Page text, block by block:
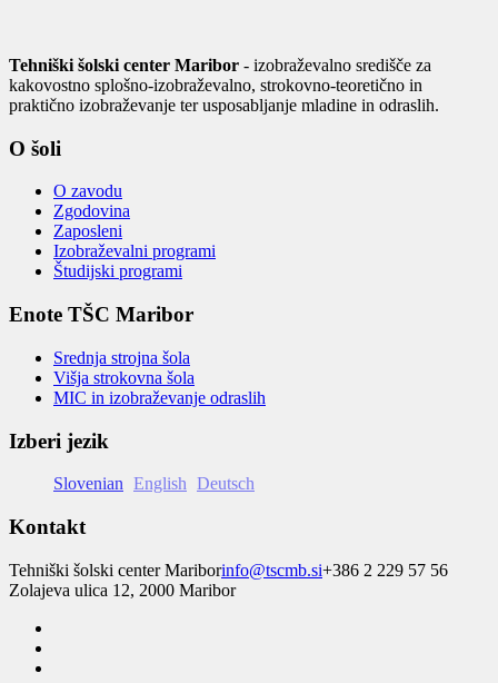
Tehniški šolski center Maribor - izobraževalno središče za
kakovostno splošno-izobraževalno, strokovno-teoretično in
praktično izobraževanje ter usposabljanje mladine in odraslih.
O šoli
O zavodu
Zgodovina
Zaposleni
Izobraževalni programi
Študijski programi
Enote TŠC Maribor
Srednja strojna šola
Višja strokovna šola
MIC in izobraževanje odraslih
Izberi jezik
Slovenian English Deutsch
Kontakt
Tehniški šolski center Mariborinfo@tscmb.si+386 2 229 57 56
Zolajeva ulica 12, 2000 Maribor